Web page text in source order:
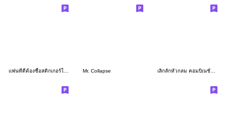
Mr. Collapse เลิ่กลั่กหัวกลม คอมบิเนชันสติกเกอร์ 1